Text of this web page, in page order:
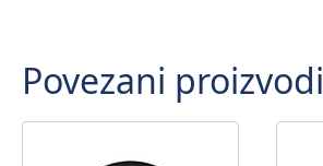
Povezani proizvodi